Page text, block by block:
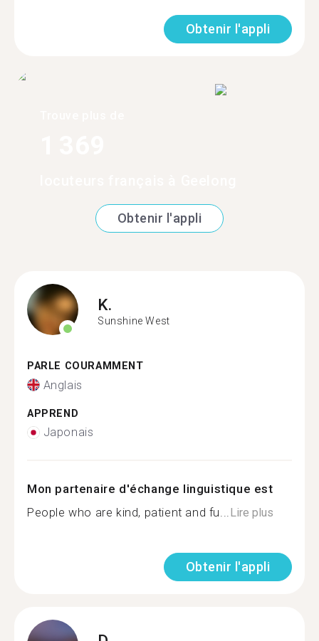
Obtenir l'appli
Obtenir l'appli
K.
Sunshine West
PARLE COURAMMENT
Anglais
APPREND
Japonais
Mon partenaire d'échange linguistique est
People who are kind, patient and fu...Lire plus
Obtenir l'appli